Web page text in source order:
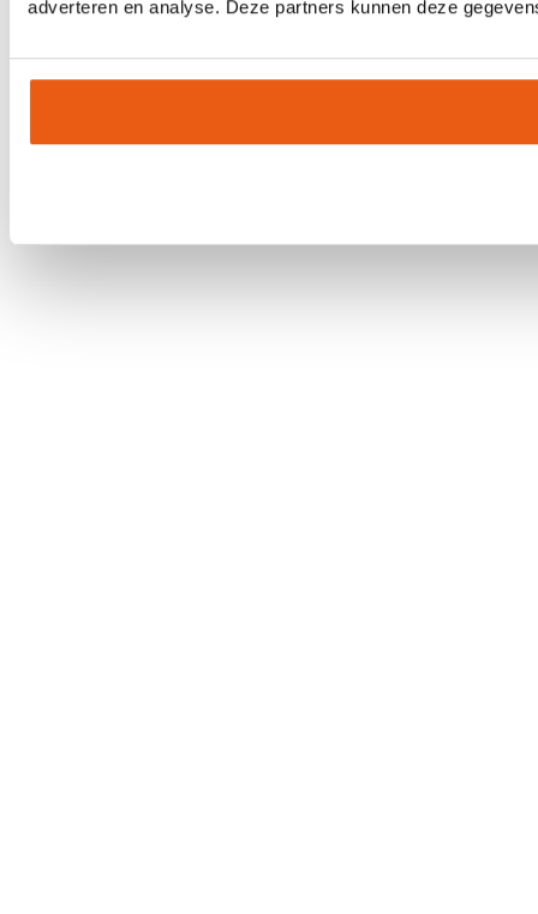
adverteren en analyse. Deze partners kunnen deze